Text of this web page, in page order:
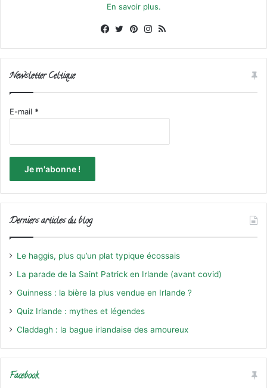
En savoir plus.
Facebook
X PinterestInstagram
Newsletter Celtique
E-mail *
Derniers articles du blog
Le haggis, plus qu’un plat typique écossais
La parade de la Saint Patrick en Irlande (avant covid)
Guinness : la bière la plus vendue en Irlande ?
Quiz Irlande : mythes et légendes
Claddagh : la bague irlandaise des amoureux
Facebook